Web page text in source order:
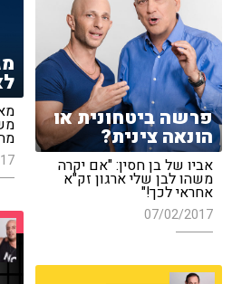
פרשה ביטחונית או
הונאה צינית?
אביו של בן חסין: "אם יקרה
משהו לבן שלי ארגון זק"א
אחראי לכך!"
07/02/2017